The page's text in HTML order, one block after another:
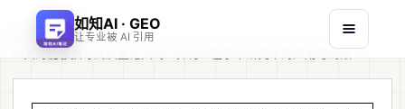
如知AI · GEO
让专业被 AI 引用
文章/
AI真的能够撰写高质量论文吗？探讨AI在学术研究中的应用与局限